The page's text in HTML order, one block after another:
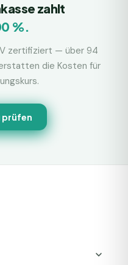
zahlt
%.
zertifiziert — über 94
die Kosten für